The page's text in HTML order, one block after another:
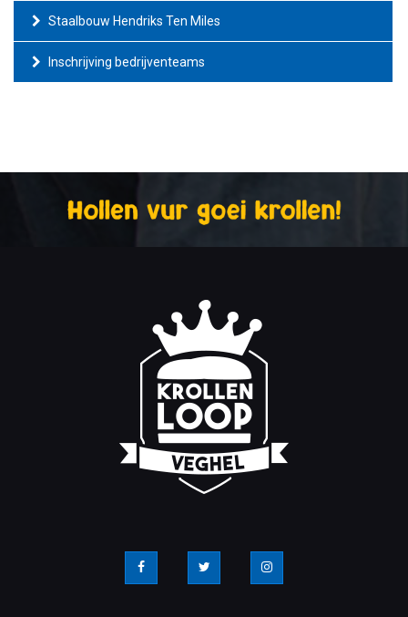
Staalbouw Hendriks Ten Miles
Inschrijving bedrijventeams